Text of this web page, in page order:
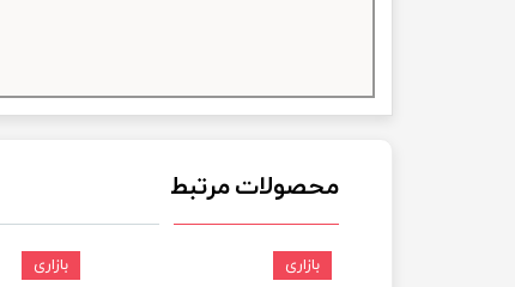
محصولات مرتبط
بازاری بازاری